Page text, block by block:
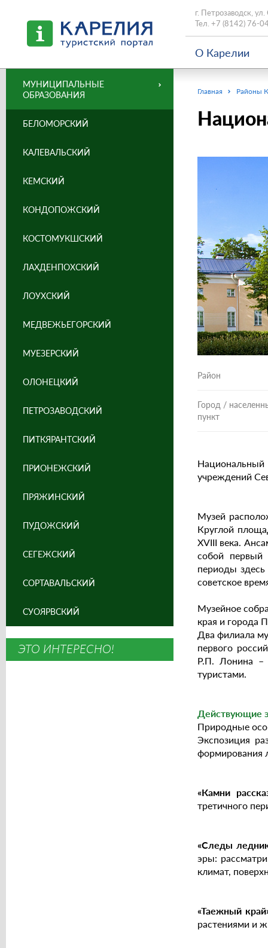
г. Петрозаводск,
Тел. +7 (8142) 76-
О Карелии
Главная Районы
Район
Город /
пункт
учреждений
Музей
Круглой
XVIII века.
собой первый
периоды здесь
советское
Музейное
края и города
Два филиала
первого
Р.П. Лонина –
туристами.
Действующие
Природные
Экспозиция
формирования
«Камни
третичного
«Следы
эры:
климат,
«Таежный
растениями и
МУНИЦИПАЛЬНЫЕ
ОБРАЗОВАНИЯ
БЕЛОМОРСКИЙ
КАЛЕВАЛЬСКИЙ
КЕМСКИЙ
КОНДОПОЖСКИЙ
КОСТОМУКШСКИЙ
ЛАХДЕНПОХСКИЙ
ЛОУХСКИЙ
МЕДВЕЖЬЕГОРСКИЙ
МУЕЗЕРСКИЙ
ОЛОНЕЦКИЙ
ПЕТРОЗАВОДСКИЙ
ПИТКЯРАНТСКИЙ
ПРИОНЕЖСКИЙ
ПРЯЖИНСКИЙ
ПУДОЖСКИЙ
СЕГЕЖСКИЙ
СОРТАВАЛЬСКИЙ
СУОЯРВСКИЙ
ЭТО ИНТЕРЕСНО!